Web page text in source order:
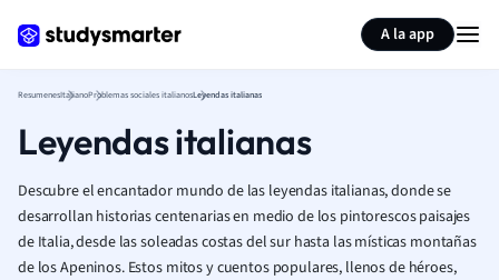
A la app
ResumenesItalianoProblemas sociales italianosLeyendas italianas
Leyendas italianas
Descubre el encantador mundo de las leyendas italianas, donde se
desarrollan historias centenarias en medio de los pintorescos paisajes
de Italia, desde las soleadas costas del sur hasta las místicas montañas
de los Apeninos. Estos mitos y cuentos populares, llenos de héroes,
Resumir página